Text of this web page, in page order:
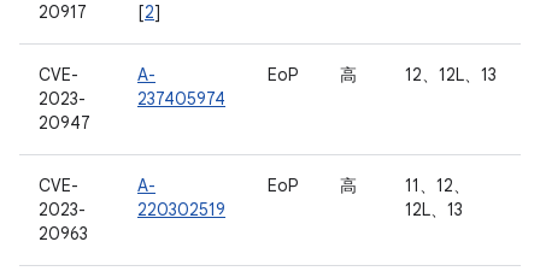
20917
[2]
CVE-
2023-
20947
A-
237405974
EoP 高 12、12L、13
CVE-
2023-
20963
A-
220302519
EoP 高
11、12、
12L、13